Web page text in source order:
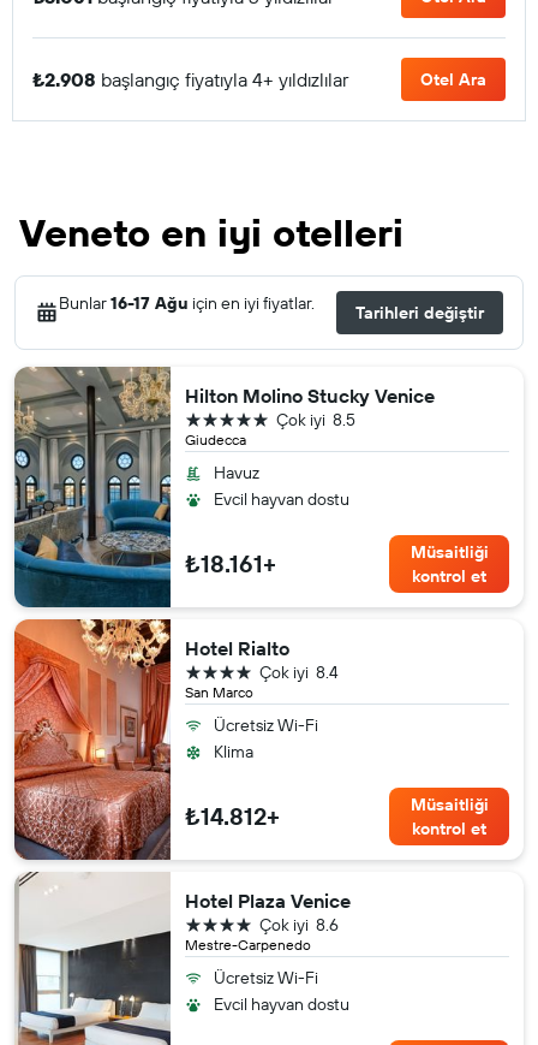
₺2.908 başlangıç fiyatıyla 4+ yıldızlılar Otel Ara
Veneto en iyi otelleri
Bunlar16-17 Ağu için en iyi fiyatlar. Tarihleri değiştir
Hilton Molino Stucky Venice
Giudecca
8.5
Çok iyi
5 yıldız
Havuz
Evcil hayvan dostu
₺18.161+
Müsaitliği
kontrol et
Hotel Rialto
San Marco
8.4
Çok iyi
4 yıldız
Ücretsiz Wi-Fi
Klima
₺14.812+
Müsaitliği
kontrol et
Hotel Plaza Venice
Mestre-Carpenedo
8.6
Çok iyi
4 yıldız
Ücretsiz Wi-Fi
Evcil hayvan dostu